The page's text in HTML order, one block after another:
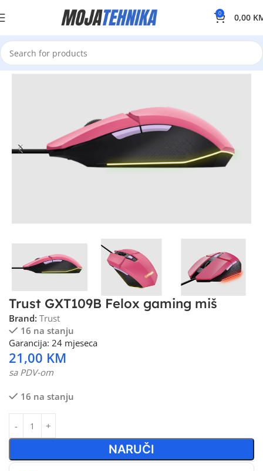
0 0,00
Trust GXT109B Felox gaming miš
Brand: Trust
16 na stanju
Garancija: 24 mjeseca
21,00 KM
sa PDV-om
16 na stanju
NARUČI